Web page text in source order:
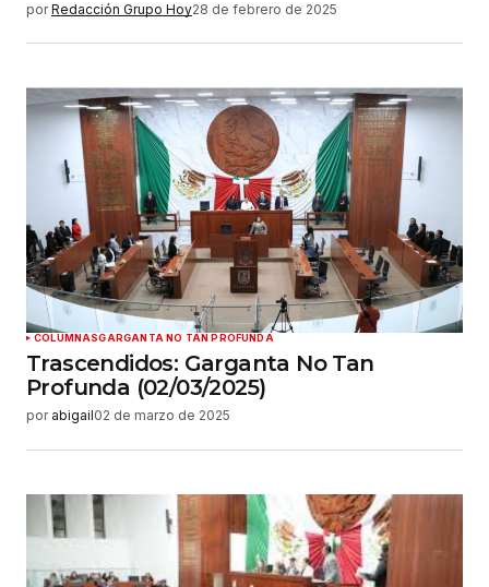
por Redacción Grupo Hoy28 de febrero de 2025
COLUMNASGARGANTA NO TAN PROFUNDA
Trascendidos: Garganta No Tan
Profunda (02/03/2025)
por abigail02 de marzo de 2025